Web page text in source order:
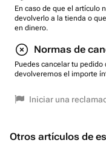
En caso de que el artículo
devolverlo a la tienda o
en dinero.
Normas de
Puedes cancelar tu
devolveremos el importe
Iniciar una
Otros artículos de